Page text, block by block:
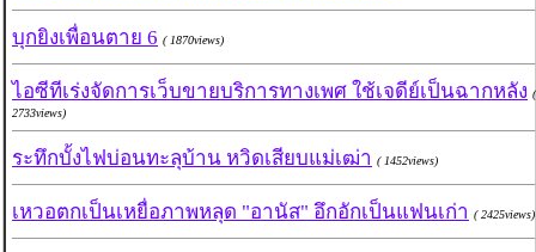
บุกยิงเพื่อนตาย 6 ( 1870views)
ไอซีทีเร่งจัดการเว็บขายบริการทางเพศ ใช้เจดีย์เป็นฉากหลัง (
2733views)
ระทึกบั้งไฟบ่อนทะลุบ้าน หวิดเสียบแม่เฒ่า ( 1452views)
เหวอตกเป็นเหยื่อภาพหลุด "อานัส" อึกอักเป็นแฟนเก่า ( 2425views)